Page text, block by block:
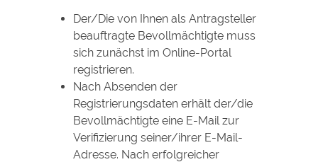
Der/Die von Ihnen als Antragsteller
beauftragte Bevollmächtigte muss
sich zunächst im Online-Portal
registrieren.
Nach Absenden der
Registrierungsdaten erhält der/die
Bevollmächtigte eine E-Mail zur
Verifizierung seiner/ihrer E-Mail-
Adresse. Nach erfolgreicher